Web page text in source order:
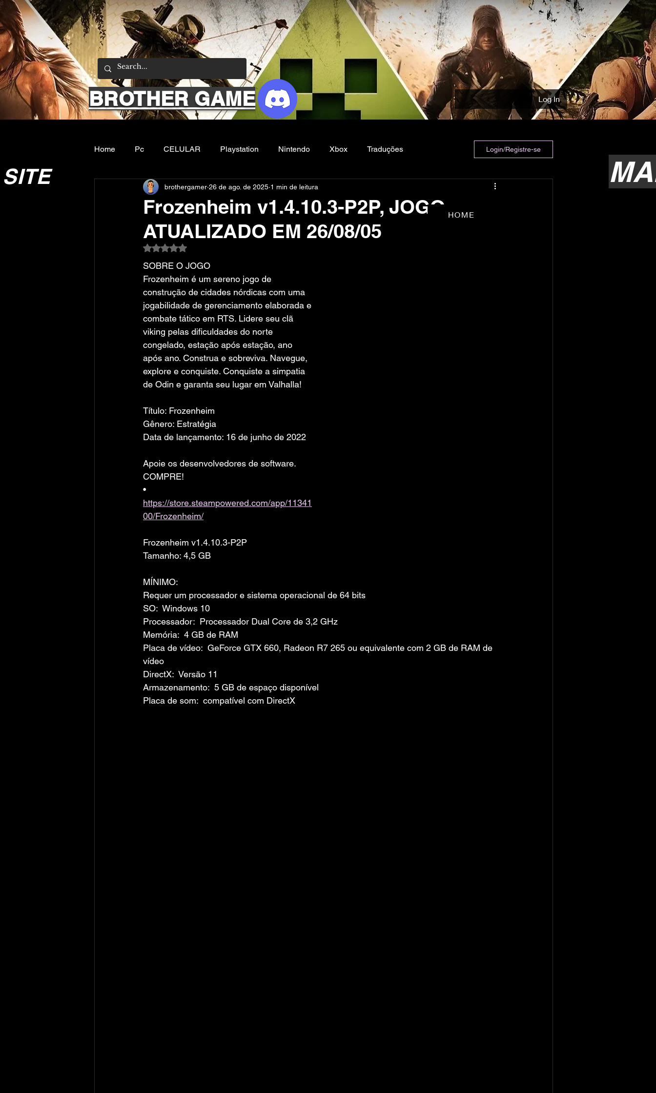
BROTHER GAME Log In
Home Pc CELULAR Playstation Nintendo Xbox Traduções
Emuladores Sobre nos Filmes e Series Noticias
Login/Registre-se
Frozenheim v1.4.10.3-P2P, JOGO
ATUALIZADO EM 26/08/05
brothergamer 26 de ago. de 2025 1 min de leitura
Avaliado com NaN de 5 estrelas.
SOBRE O JOGO
Frozenheim é um sereno jogo de
construção de cidades nórdicas com uma
jogabilidade de gerenciamento elaborada e
combate tático em RTS. Lidere seu clã
viking pelas dificuldades do norte
congelado, estação após estação, ano
após ano. Construa e sobreviva. Navegue,
explore e conquiste. Conquiste a simpatia
de Odin e garanta seu lugar em Valhalla!
Título: Frozenheim
Gênero: Estratégia
Data de lançamento: 16 de junho de 2022
Apoie os desenvolvedores de software.
COMPRE!
•
https://store.steampowered.com/app/11341
00/Frozenheim/
Frozenheim v1.4.10.3-P2P
Tamanho: 4,5 GB
MÍNIMO:
Requer um processador e sistema operacional de 64 bits
SO:  Windows 10
Processador:  Processador Dual Core de 3,2 GHz
Memória:  4 GB de RAM
Placa de vídeo:  GeForce GTX 660, Radeon R7 265 ou equivalente com 2 GB de RAM de
vídeo
DirectX:  Versão 11
Armazenamento:  5 GB de espaço disponível
Placa de som:  compatível com DirectX
HOME